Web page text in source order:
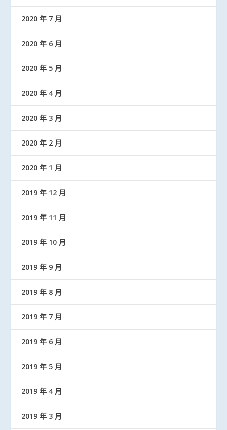
2020 年 7 月
2020 年 6 月
2020 年 5 月
2020 年 4 月
2020 年 3 月
2020 年 2 月
2020 年 1 月
2019 年 12 月
2019 年 11 月
2019 年 10 月
2019 年 9 月
2019 年 8 月
2019 年 7 月
2019 年 6 月
2019 年 5 月
2019 年 4 月
2019 年 3 月